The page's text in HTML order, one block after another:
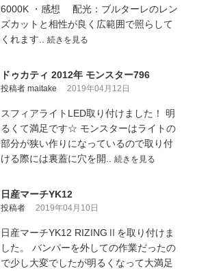
6000K ・感想 配光：ブルターレのレン
ズカットと相性が良く広範囲で照らして
くれます.. 続きを見る
ドゥカティ 2012年 モンスター796
投稿者 maitake 2019年04月12日
スフィアライトLED取り付けました！ 明
るくて満足です☆ モンスターはライトの
部分が狭い作りになっているので取り付
ける際には裏蓋に穴を開.. 続きを見る
日産マーチYK12
投稿者 2019年04月10日
日産マーチYK12 RIZINGⅡを取り付けま
した。 バンパーを外しての作業だったの
で少し大変でしたが明るくなって大満足